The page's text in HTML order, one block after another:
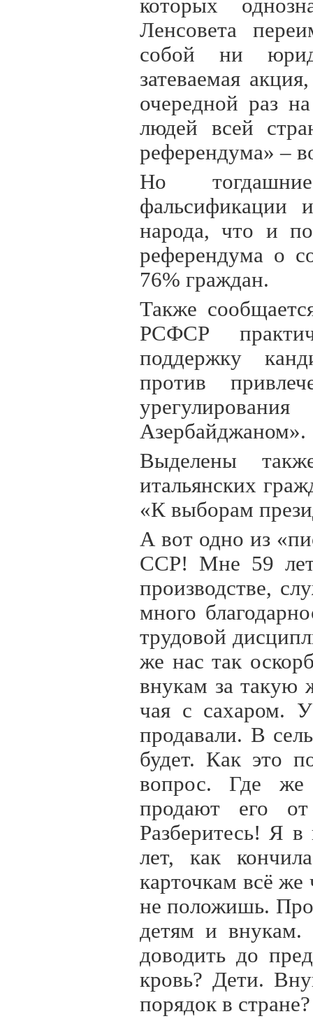
которых
Ленсовета
собой ни
затеваемая
очередной раз
людей всей
референдума» –
Но
фальсификации
народа, что и
референдума о
76% граждан.
Также
РСФСР
поддержку
против
Азербайджаном».
Выделены
итальянских
«К выборам
А вот одно из
ССР! Мне 59 лет.
производстве,
много
трудовой
же нас так
внукам за такую
чая с сахаром.
продавали. В
будет. Как это
вопрос. Где же
продают его
Разберитесь! Я
лет, как
карточкам всё же
не положишь.
детям и внукам.
доводить до
кровь? Дети.
порядок в